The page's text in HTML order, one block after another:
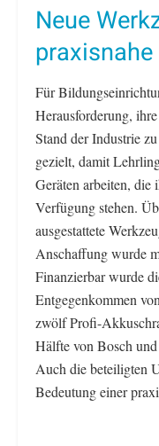
Neue
Für
Herausforderung,
Stand der Industrie
gezielt, damit
Geräten arbeiten, die
Verfügung stehen.
ausgestattete
Anschaffung wurde
Finanzierbar wurde
Entgegenkommen
zwölf Profi-
Hälfte von Bosch
Auch die beteiligten
Bedeutung einer